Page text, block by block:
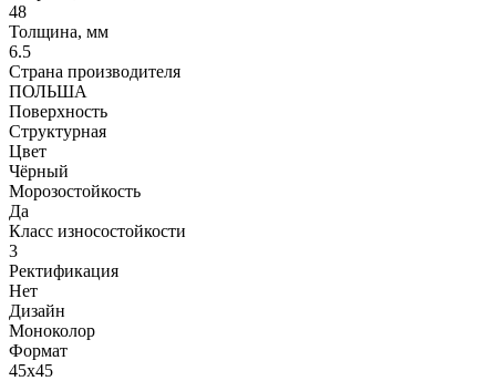
48
Толщина, мм
6.5
Страна производителя
ПОЛЬША
Поверхность
Структурная
Цвет
Чёрный
Морозостойкость
Да
Класс износостойкости
3
Ректификация
Нет
Дизайн
Моноколор
Формат
45x45